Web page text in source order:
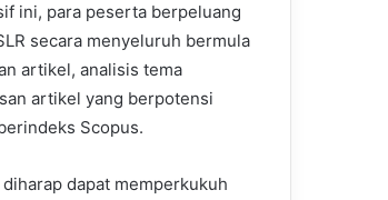
ini, para peserta berpeluang
secara menyeluruh bermula
artikel, analisis tema
artikel yang berpotensi
Scopus.
dapat memperkukuh